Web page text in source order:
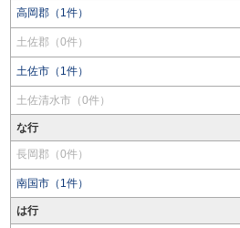
高岡郡（1件）
土佐郡（0件）
土佐市（1件）
土佐清水市（0件）
な行
長岡郡（0件）
南国市（1件）
は行